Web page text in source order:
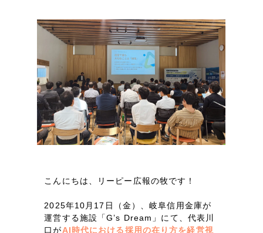
マーケティングDX支援
Webサイト制作
コーポレートサイト制作
採用サイト制作
ECサイト制作
LP（ランディングページ） （28件）
キャンペーン・プロモーションサイト （12件）
ブランディング（ロゴ・印刷物）
その他 （1件）
オプションサービス
お客様インタビュー
リープ・プロジェクト
「反響強化」を目的としたマーケティング代行
こんにちは、リーピー広報の牧です！
2025年10月17日（金）、岐阜信用金庫が
運営する施設「G’s Dream」にて、代表川
口がAI時代における採用の在り方を経営視